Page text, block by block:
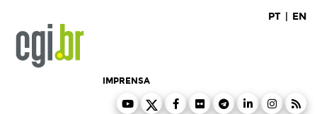
conteúdo
PT | EN
IMPRENSA